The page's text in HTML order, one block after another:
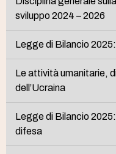
sviluppo 2024 – 2026
Legge di Bilancio
Le attività umanitarie,
dell’Ucraina
Legge di Bilancio
difesa